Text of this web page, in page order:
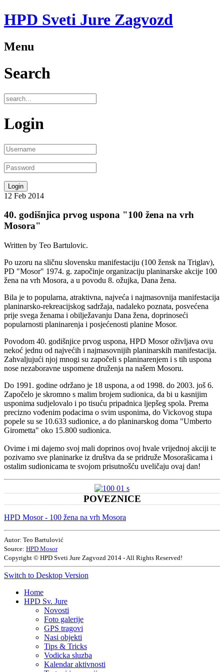
HPD Sveti Jure Zagvozd
Menu
Search
Login
12 Feb 2014
40. godišnjica prvog uspona "100 žena na vrh
Mosora"
Written by Teo Bartulovic.
Po uzoru na sličnu slovensku manifestaciju (100 žensk na Triglav),
PD "Mosor" 1974. g. započinje organizaciju planinarske akcije 100
žena na vrh Mosora, a u povodu 8. ožujka, Dana žena.
Bila je to popularna, atraktivna, najveća i najmasovnija manifestacija
planinarsko-rekreacijskog sadržaja, nadaleko poznata, posvećena
prije svega ženama i obilježavanju Dana žena, doprinoseći
popularnosti planinarenja i posjećenosti planine Mosor.
Povodom 40. godišnjice prvog uspona, HPD Mosor oživljava ovu
nekoć jednu od najvećih i najmasovnijih planinarskih manifestacija.
Zahvaljujući njoj mnogi su započeli s planinarenjem i s tih uspona
nose nezaboravne uspomene druženja na našem Mosoru.
Do 1991. godine održano je 18 uspona, a od 1998. do 2003. još 6.
Započelo je skromno s malim brojem sudionica, da bi u kasnijim
usponima sudjelovalo i po tisuću pripadnica ljepšeg spola. Prema
precizno vođenim podacima o svim usponima, do Vickovog stupa
popele su se 10.633 sudionice, a do planinarskog doma "Umberto
Girometta" oko 15.800 sudionica.
Ovime i mi dajemo svoj mali doprinos ovoj hvale vrijednoj akciji te
pozivamo sve planinarke iz društva da se pridruže Mosorašicama i
ostalim sudionicama te svojom prisutnošću uveličaju ovaj dan!
POVEZNICE
HPD Mosor - 100 žena na vrh Mosora
Autor: Teo Bartulović
Source: HPD Mosor
Copyright © HPD Sveti Jure Zagvozd 2014 - All Rights Reserved!
Switch to Desktop Version
Home
HPD Sv. Jure
Novosti
Foto galerije
GPS tragovi
Nasi objekti
Tips & Tricks
Vodicka sluzba
Kalendar aktivnosti